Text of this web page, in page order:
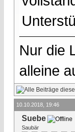
Nur die
alleine
10.10.2018, 19:46
Suebe
Saubär